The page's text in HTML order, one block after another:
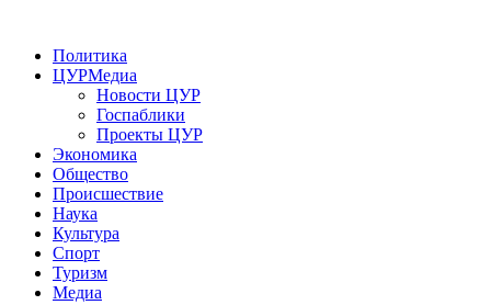
Политика
ЦУРМедиа
Новости ЦУР
Госпаблики
Проекты ЦУР
Экономика
Общество
Происшествие
Наука
Культура
Спорт
Туризм
Медиа